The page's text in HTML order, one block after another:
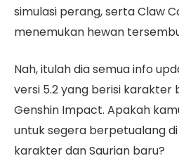
simulasi perang, serta Claw
menemukan hewan
Nah, itulah dia semua info
versi 5.2 yang berisi karakter
Genshin Impact. Apakah
untuk segera berpetualang
karakter dan Saurian baru?